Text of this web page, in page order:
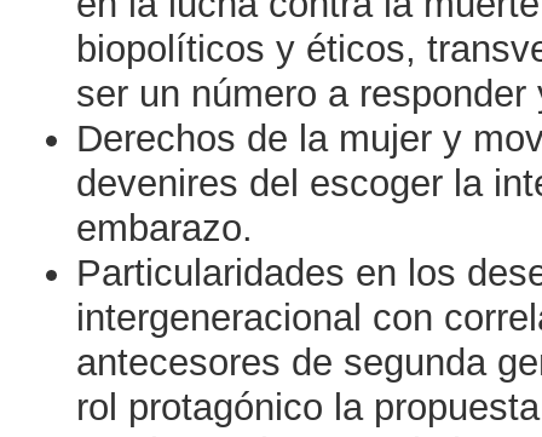
biopolíticos y éticos,
ser un número a
Derechos de la mujer y
devenires del escoger la
embarazo.
Particularidades en los
intergeneracional con
antecesores de segunda
rol protagónico la